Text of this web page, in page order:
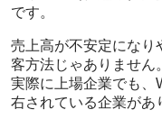
です。
売上高が不安定になり
客方法じゃありません。
実際に上場企業でも、
右されている企業があ